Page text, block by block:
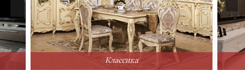
Классика